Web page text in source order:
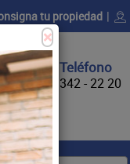
tu propiedad
Teléfono
342 - 22 20
×